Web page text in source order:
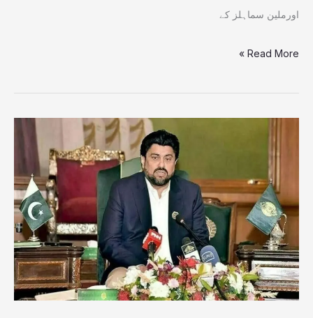
اورملین سماہلز کے
Read More »
کس
کس
کے
کہنے